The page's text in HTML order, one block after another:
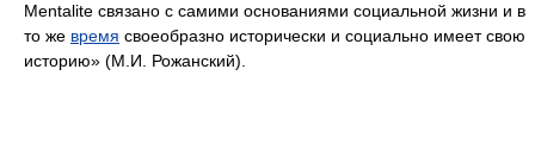
Mentalite связано с самими основаниями социальной жизни и в
то же время своеобразно исторически и социально имеет свою
историю» (М.И. Рожанский).